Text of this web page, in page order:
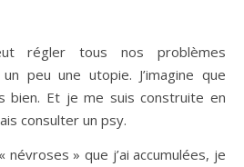
régler tous nos problèmes
peu une utopie. J’imagine que
bien. Et je me suis construite en
consulter un psy.
névroses » que j’ai accumulées, je